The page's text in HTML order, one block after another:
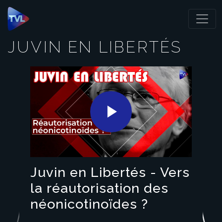
Panneau de gestion des cookies
JUVIN EN LIBERTÉS
Play
Video
Juvin en Libertés - Vers
la réautorisation des
néonicotinoïdes ?